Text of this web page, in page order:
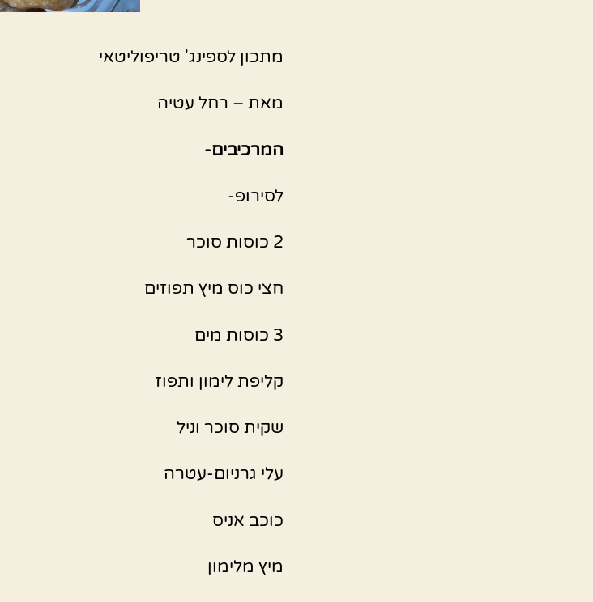
מתכון לספינג' טריפוליטאי
מאת – רחל עטיה
המרכיבים-
לסירופ-
2 כוסות סוכר
חצי כוס מיץ תפוזים
3 כוסות מים
קליפת לימון ותפוז
שקית סוכר וניל
עלי גרניום-עטרה
כוכב אניס
מיץ מלימון